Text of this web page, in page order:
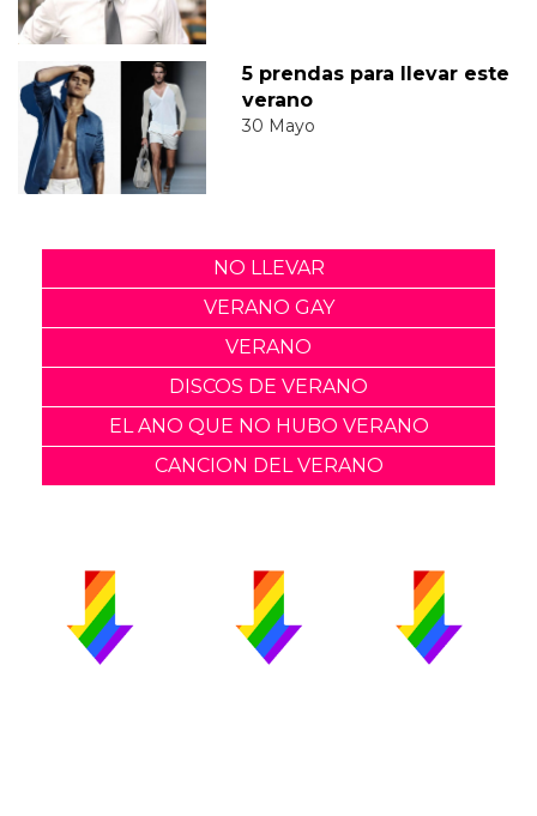
5 prendas para llevar este
verano
30 Mayo
NO LLEVAR
VERANO GAY
VERANO
DISCOS DE VERANO
EL ANO QUE NO HUBO VERANO
CANCION DEL VERANO